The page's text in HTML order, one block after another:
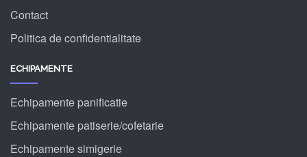
Contact
Politica de confidentialitate
ECHIPAMENTE
Echipamente panificatie
Echipamente patiserie/cofetarie
Echipamente simigerie